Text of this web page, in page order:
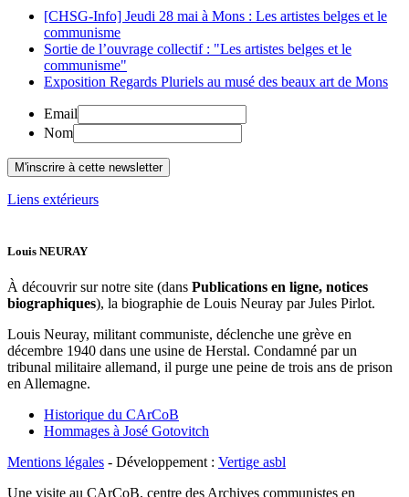
[CHSG-Info] Jeudi 28 mai à Mons : Les artistes belges et le
communisme
Sortie de l’ouvrage collectif : "Les artistes belges et le
communisme"
Exposition Regards Pluriels au musé des beaux art de Mons
Email
Nom
Liens extérieurs
Louis NEURAY
À découvrir sur notre site (dans Publications en ligne, notices
biographiques), la biographie de Louis Neuray par Jules Pirlot.
Louis Neuray, militant communiste, déclenche une grève en
décembre 1940 dans une usine de Herstal. Condamné par un
tribunal militaire allemand, il purge une peine de trois ans de prison
en Allemagne.
Historique du CArCoB
Hommages à José Gotovitch
Mentions légales - Développement : Vertige asbl
Une visite au CArCoB, centre des Archives communistes en